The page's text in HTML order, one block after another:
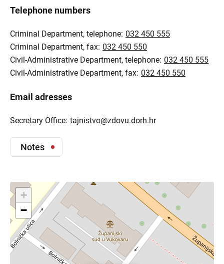
Telephone numbers
Criminal Department, telephone: 032 450 555
Criminal Department, fax: 032 450 550
Civil-Administrative Department, telephone: 032 450 555
Civil-Administrative Department, fax: 032 450 550
Email adresses
Secretary Office: tajnistvo@zdovu.dorh.hr
Notes
+
−